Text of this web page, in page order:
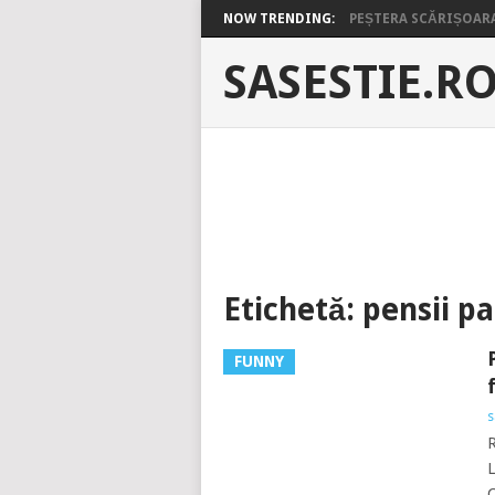
NOW TRENDING: PEȘTERA
Etichetă: pensii
FUNNY